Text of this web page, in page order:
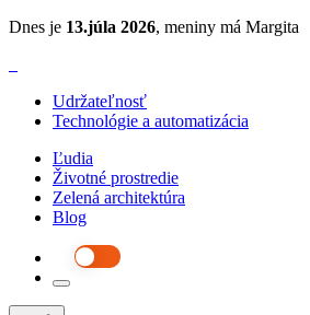
Dnes je 13.júla 2026, meniny má Margita
Udržateľnosť
Technológie a automatizácia
Ľudia
Životné prostredie
Zelená architektúra
Blog